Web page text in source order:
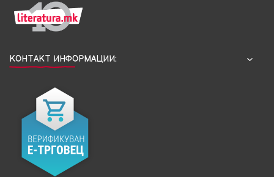
КОНТАКТ ИНФОРМАЦИИ: